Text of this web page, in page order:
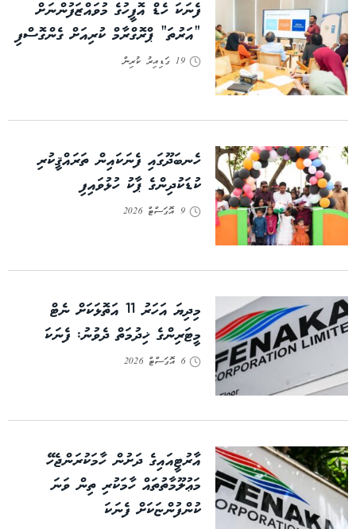
ފެނަކަ ހެޑް އޮފީހުގެ މުވައްޒަފުންނަށް
“އަރުތަ” ޕްރޮގްރާމް ކުރިއަށް ގެންގޮސްފި
19 ގަޑިއިރު ކުރިން
ހެނބަދޫގައި ފެނަކައިން ތަރައްޤީކުރި
ކުޑަކުދިންގެ ޕާކު ހުޅުވައިފި
9 އޮގަސްޓް 2026
މިދިޔަ އަހަރު 11 އަތޮޅަކަށް ނެޓް
މީޓަރިންގެ ޚިދުމަތް ދެވުނު: ފެނަކަ
6 އޮގަސްޓް 2026
އާރުޓީއައިގެ ދަށުން ހާމަކުރަންޖެހޭ
މަޢުލޫމާތުތައް ހާމަކުރި ތިން ވަނަ
ކުންފުންޏަކަށް ފެނަކަ